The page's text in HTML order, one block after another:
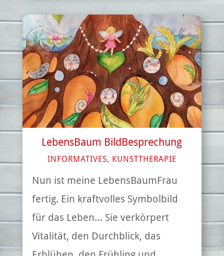
LebensBaum BildBesprechung
INFORMATIVES, KUNSTTHERAPIE
Nun ist meine LebensBaumFrau
fertig. Ein kraftvolles Symbolbild
für das Leben… Sie verkörpert
Vitalität, den Durchblick, das